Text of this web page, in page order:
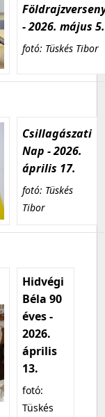
- 2026. május 5.
fotó: Tüskés Tibor
Csillagászati
Nap - 2026.
április 17.
fotó: Tüskés
Tibor
Hidvégi
Béla 90
éves -
2026.
április
13.
fotó:
Tüskés